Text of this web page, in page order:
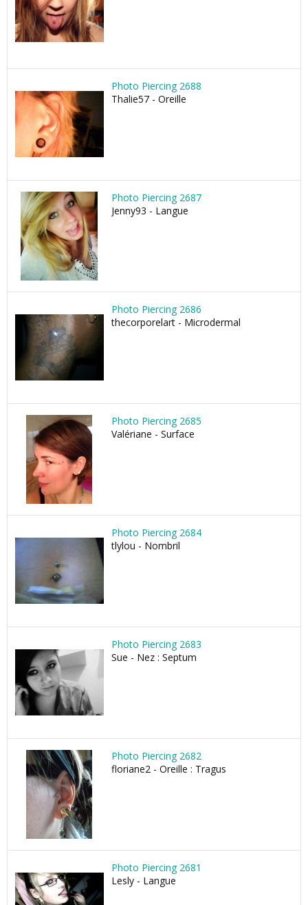
Photo Piercing 2688
Thalie57 - Oreille
Photo Piercing 2687
Jenny93 - Langue
Photo Piercing 2686
thecorporelart - Microdermal
Photo Piercing 2685
Valériane - Surface
Photo Piercing 2684
tlylou - Nombril
Photo Piercing 2683
Sue - Nez : Septum
Photo Piercing 2682
floriane2 - Oreille : Tragus
Photo Piercing 2681
Lesly - Langue